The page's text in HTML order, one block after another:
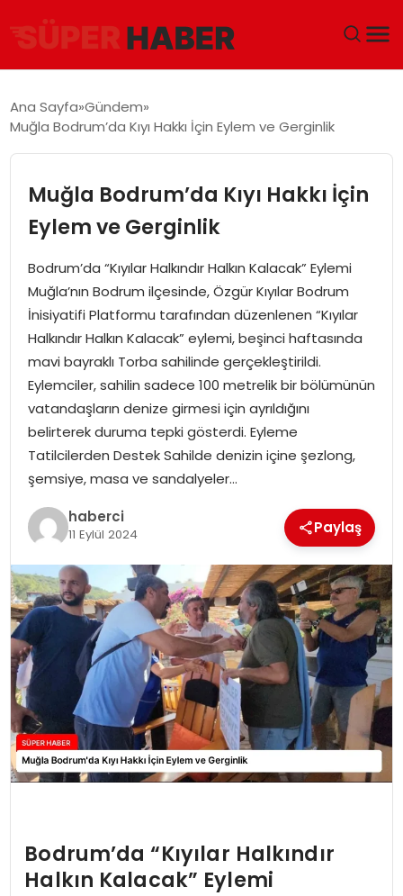
GÜNDEM
DÜNYA
EĞITIM
EKONOMI
MAGAZIN
SAĞLIK
SIYASET
SPOR
TEKNOLOJI
Ana Sayfa Gündem
Muğla Bodrum’da Kıyı Hakkı İçin Eylem ve Gerginlik
Muğla Bodrum’da Kıyı Hakkı İçin
Eylem ve Gerginlik
Bodrum’da “Kıyılar Halkındır Halkın Kalacak” Eylemi
Muğla’nın Bodrum ilçesinde, Özgür Kıyılar Bodrum
İnisiyatifi Platformu tarafından düzenlenen “Kıyılar
Halkındır Halkın Kalacak” eylemi, beşinci haftasında
mavi bayraklı Torba sahilinde gerçekleştirildi.
Eylemciler, sahilin sadece 100 metrelik bir bölümünün
vatandaşların denize girmesi için ayrıldığını
belirterek duruma tepki gösterdi. Eyleme
Tatilcilerden Destek Sahilde denizin içine şezlong,
şemsiye, masa ve sandalyeler…
haberci
11 Eylül 2024 Paylaş
Bodrum’da “Kıyılar Halkındır
Halkın Kalacak” Eylemi